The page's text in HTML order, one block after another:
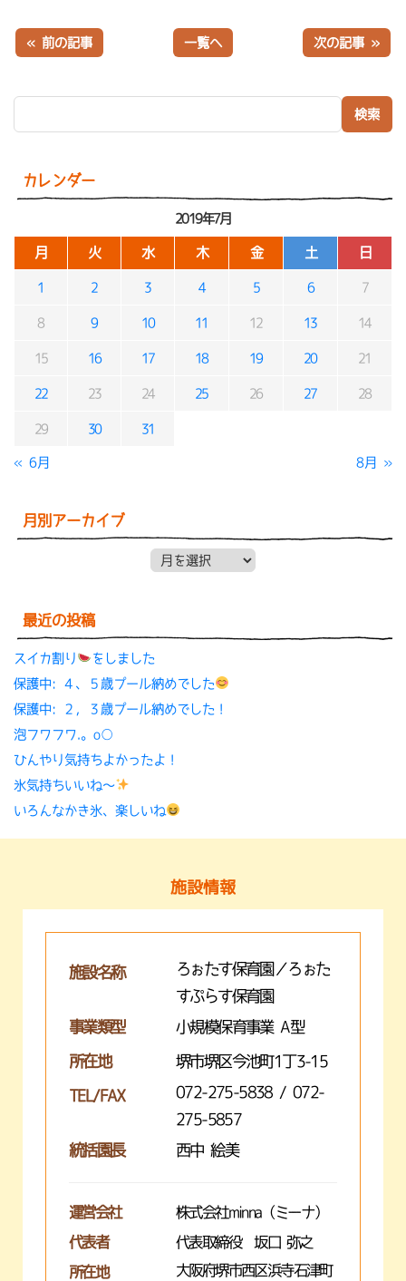
カレンダー
2019年7月
月 火 水 木 金 土 日
1 2 3 4 5 6 7
8 9 10 11 12 13 14
15 16 17 18 19 20 21
22 23 24 25 26 27 28
29 30 31
« 6月 8月 »
月別アーカイブ
最近の投稿
スイカ割り
をしました
保護中: ４、５歳プール納めでした
保護中: ２，３歳プール納めでした！
泡フワフワ.。o○
ひんやり気持ちよかったよ！
氷気持ちいいね〜
いろんなかき氷、楽しいね
« 前の記事 一覧へ 次の記事 »
施設情報
施設名称
ろぉたす保育園／ろぉた
すぷらす保育園
事業類型
小規模保育事業 A型
所在地 堺市堺区今池町1丁3-15
TEL/FAX
072-275-5838 / 072-
275-5857
統括園長
西中 絵美
運営会社 株式会社minna（ミーナ）
代表者 代表取締役 坂口 弥之
所在地
大阪府堺市西区浜寺石津町